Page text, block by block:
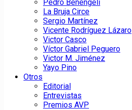
Pedro Benengeli
La Bruja Circe
Sergio Martínez
Vicente Rodríguez Lázaro
Victor Casco
Víctor Gabriel Peguero
Victor M. Jiménez
Yayo Pino
Otros
Editorial
Entrevistas
Premios AVP